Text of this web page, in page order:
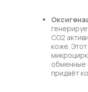
CO2
коже.
обменные
придаёт